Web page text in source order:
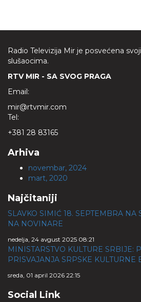
Radio Televizija Mir je posvećena
slušaocima.
RTV MIR - SA SVOG PRAGA
Email:
mir@rtvmir.com
Tel:
+381 28 83165
Arhiva
novembar, 2024
mart, 2020
Najčitaniji
SLAVKO SIMIĆ 18. SEPTEMBRA
NA NOVINARE
nedelja, 24 avgust 2025 08:21
MINISTARSTVO KULTURE SRBIJE:
PRISVAJANJA SRPSKE KULTURNE
sreda, 01 april 2026 22:15
Social Link